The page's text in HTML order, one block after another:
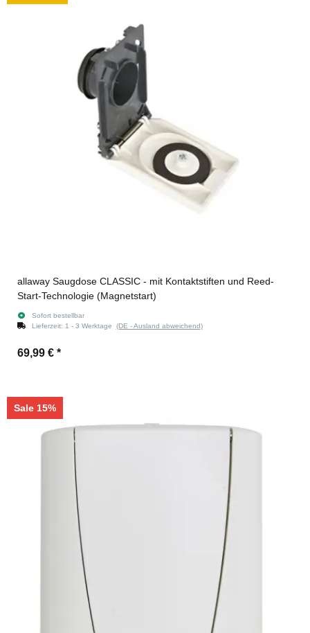
allaway Saugdose CLASSIC - mit Kontaktstiften und Reed-
Start-Technologie (Magnetstart)
Sofort bestellbar
Lieferzeit: 1 - 3 Werktage (DE - Ausland abweichend)
69,99 € *
Sale 15%